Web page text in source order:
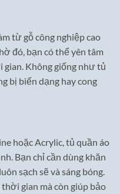
từ gỗ công nghiệp cao
đó, bạn có thể yên tâm
gian. Không giống như tủ
bị biến dạng hay cong
hoặc Acrylic, tủ quần áo
Bạn chỉ cần dùng khăn
sạch sẽ và sáng bóng.
gian mà còn giúp bảo